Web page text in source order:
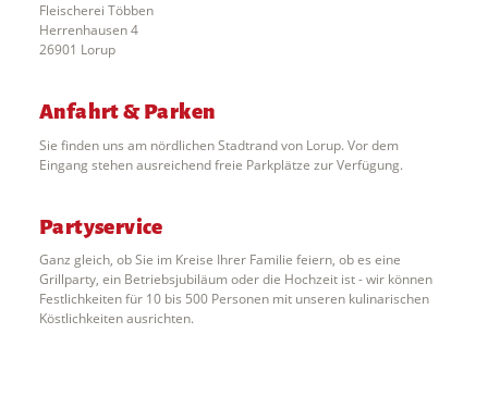
Fleischerei Többen
Herrenhausen 4
26901 Lorup
Anfahrt & Parken
Sie finden uns am nördlichen Stadtrand von Lorup. Vor dem
Eingang stehen ausreichend freie Parkplätze zur Verfügung.
Partyservice
Ganz gleich, ob Sie im Kreise Ihrer Familie feiern, ob es eine
Grillparty, ein Betriebsjubiläum oder die Hochzeit ist - wir können
Festlichkeiten für 10 bis 500 Personen mit unseren kulinarischen
Köstlichkeiten ausrichten.